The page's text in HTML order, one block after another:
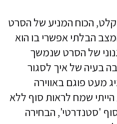
הכוח המניע של הסרט
הבלתי אפשרי בו הוא
של הסרט שנמשך
בעיה של איך לסגור
מעט פוגם באווירה
שמח לראות סוף ללא
'סטנדרטי', הבחירה